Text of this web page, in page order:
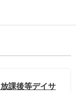
課後等デイサ